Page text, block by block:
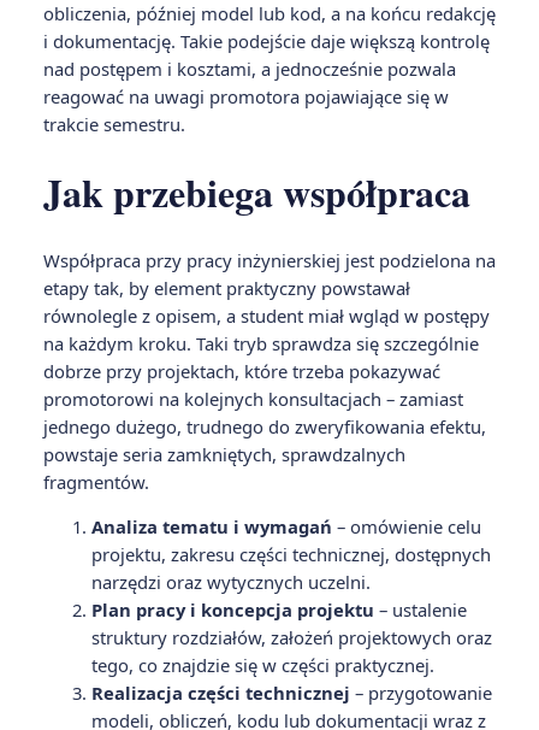
obliczenia, później model lub kod, a na końcu redakcję
i dokumentację. Takie podejście daje większą kontrolę
nad postępem i kosztami, a jednocześnie pozwala
reagować na uwagi promotora pojawiające się w
trakcie semestru.
Jak przebiega współpraca
Współpraca przy pracy inżynierskiej jest podzielona na
etapy tak, by element praktyczny powstawał
równolegle z opisem, a student miał wgląd w postępy
na każdym kroku. Taki tryb sprawdza się szczególnie
dobrze przy projektach, które trzeba pokazywać
promotorowi na kolejnych konsultacjach – zamiast
jednego dużego, trudnego do zweryfikowania efektu,
powstaje seria zamkniętych, sprawdzalnych
fragmentów.
Analiza tematu i wymagań – omówienie celu
projektu, zakresu części technicznej, dostępnych
narzędzi oraz wytycznych uczelni.
Plan pracy i koncepcja projektu – ustalenie
struktury rozdziałów, założeń projektowych oraz
tego, co znajdzie się w części praktycznej.
Realizacja części technicznej – przygotowanie
modeli, obliczeń, kodu lub dokumentacji wraz z